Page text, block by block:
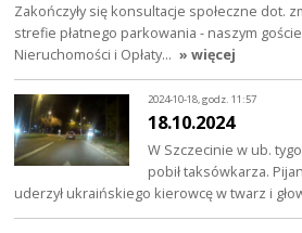
Zakończyły się konsultacje społeczne dot.
strefie płatnego parkowania - naszym
Nieruchomości i Opłaty… » więcej
2024-10-18, godz. 11:57
18.10.2024
W Szczecinie w ub.
pobił taksówkarza.
uderzył ukraińskiego kierowcę w twarz i